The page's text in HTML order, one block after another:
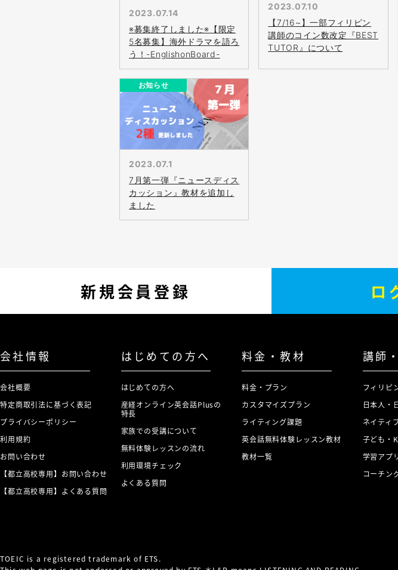
2023.07.14
※募集終了しました※【限定
5名募集】海外ドラマを語ろ
う！-EnglishonBoard-
2023.07.10
【7/16~】一部フィリピン
講師のコイン数改定『BEST
TUTOR』について
お知らせ
2023.07.1
7月第一弾『ニュースディス
カッション』教材を追加し
ました
新規会員登録 ロ
会社情報
会社概要
特定商取引法に基づく表記
プライバシーポリシー
利用規約
お問い合わせ
【都立高校専用】お問い合わせ
【都立高校専用】よくある質問
はじめての方へ
はじめての方へ
産経オンライン英会話Plusの
特長
家族での受講について
無料体験レッスンの流れ
利用環境チェック
よくある質問
料金・教材
料金・プラン
カスタマイズプラン
ライティング課題
英会話無料体験レッスン教材
教材一覧
講師
フィリピ
日本人・
ネイティ
子ども・
学習アプ
コーチン
TOEIC is a registered trademark of ETS.